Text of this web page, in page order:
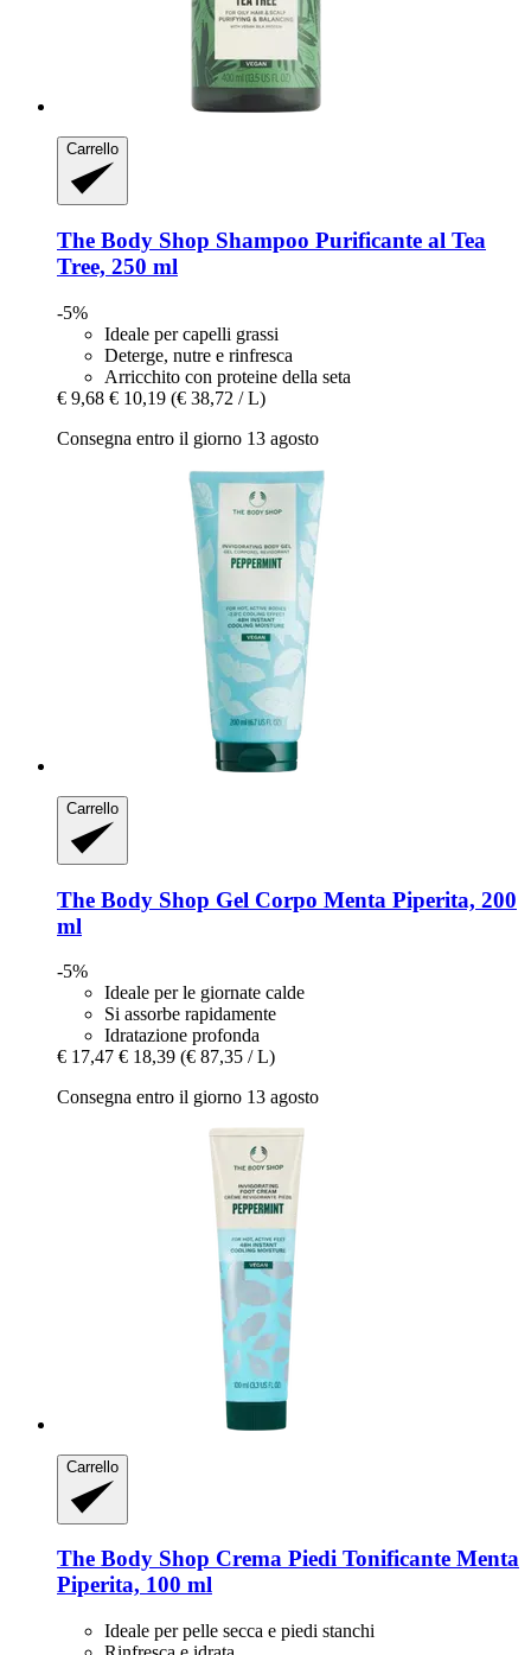
Carrello
The Body Shop Shampoo Purificante al Tea
Tree, 250 ml
-5%
Ideale per capelli grassi
Deterge, nutre e rinfresca
Arricchito con proteine ​​della seta
€ 9,68 € 10,19 (€ 38,72 / L)
Consegna entro il giorno 13 agosto
Carrello
The Body Shop Gel Corpo Menta Piperita, 200
ml
-5%
Ideale per le giornate calde
Si assorbe rapidamente
Idratazione profonda
€ 17,47 € 18,39 (€ 87,35 / L)
Consegna entro il giorno 13 agosto
Carrello
The Body Shop Crema Piedi Tonificante Menta
Piperita, 100 ml
Ideale per pelle secca e piedi stanchi